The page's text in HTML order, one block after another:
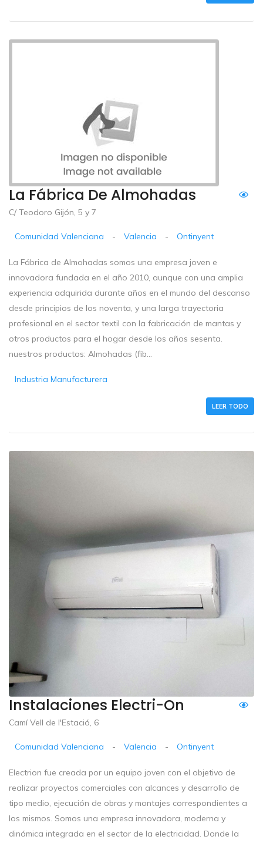
La Fábrica De Almohadas
C/ Teodoro Gijón, 5 y 7
Comunidad Valenciana - Valencia - Ontinyent
La Fábrica de Almohadas somos una empresa joven e
innovadora fundada en el año 2010, aunque con una amplia
experiencia adquirida durante años en el mundo del descanso
desde principios de los noventa, y una larga trayectoria
profesional en el sector textil con la fabricación de mantas y
otros productos para el hogar desde los años sesenta.
nuestros productos: Almohadas (fib...
Industria Manufacturera
LEER TODO
Instalaciones Electri-On
Camí Vell de l'Estació, 6
Comunidad Valenciana - Valencia - Ontinyent
Electrion fue creada por un equipo joven con el objetivo de
realizar proyectos comerciales con alcances y desarrollo de
tipo medio, ejecución de obras y montajes correspondientes a
los mismos. Somos una empresa innovadora, moderna y
dinámica integrada en el sector de la electricidad. Donde la